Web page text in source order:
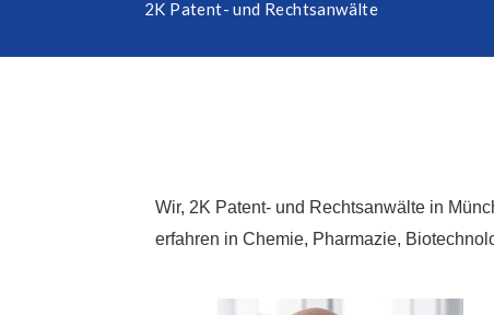
2K Patent- und Rechtsanwälte
Wir, 2K Patent- und Rechtsanwälte in
erfahren in Chemie, Pharmazie,